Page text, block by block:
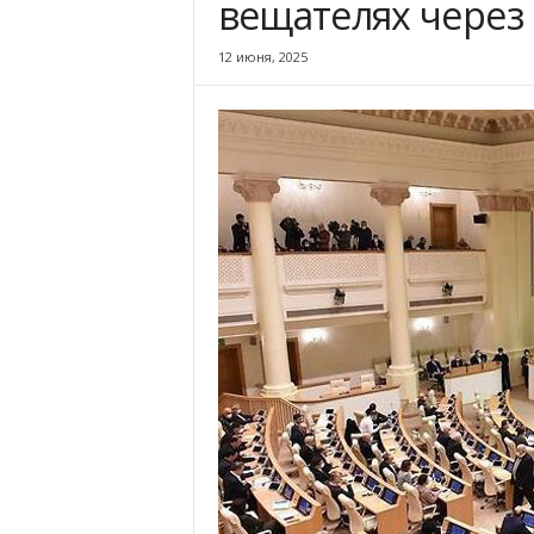
вещателях через
12 июня, 2025